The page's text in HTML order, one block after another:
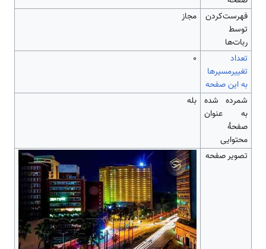
‌فهرست‌کردن
توسط
ربات‌ها
مجاز
تعداد
تغییرمسیرها
به این صفحه
۰
شمرده شده
به عنوان
صفحهٔ
محتوایی
بله
تصویر صفحه